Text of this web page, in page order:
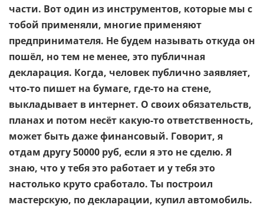
части. Вот один из инструментов, которые мы с
тобой применяли, многие применяют
предпринимателя. Не будем называть откуда он
пошёл, но тем не менее, это публичная
декларация. Когда, человек публично заявляет,
что-то пишет на бумаге, где-то на стене,
выкладывает в интернет. О своих обязательств,
планах и потом несёт какую-то ответственность,
может быть даже финансовый. Говорит, я
отдам другу 50000 руб, если я это не сделю. Я
знаю, что у тебя это работает и у тебя это
настолько круто сработало. Ты построил
мастерскую, по декларации, купил автомобиль.